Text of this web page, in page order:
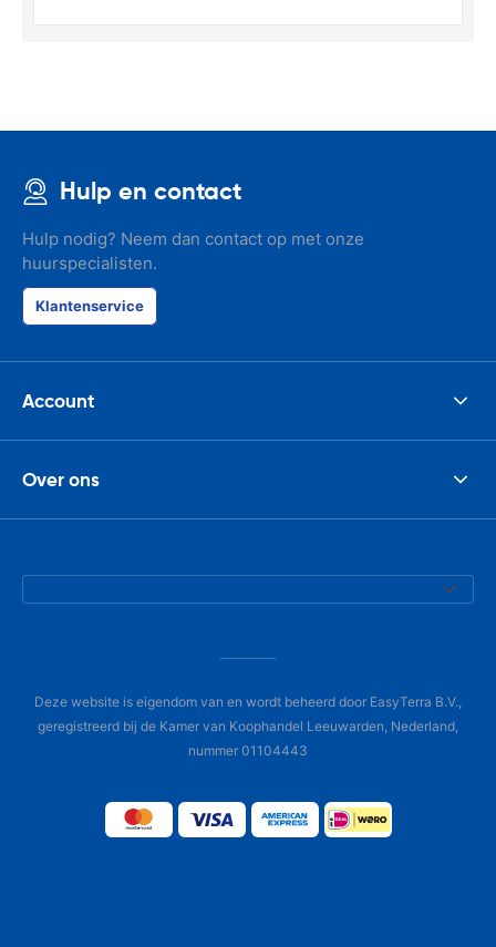
Hulp en contact
Hulp nodig? Neem dan contact op met onze
huurspecialisten.
Klantenservice
Account
Over ons
Deze website is eigendom van en wordt beheerd door EasyTerra B.V.,
geregistreerd bij de Kamer van Koophandel Leeuwarden, Nederland,
nummer 01104443